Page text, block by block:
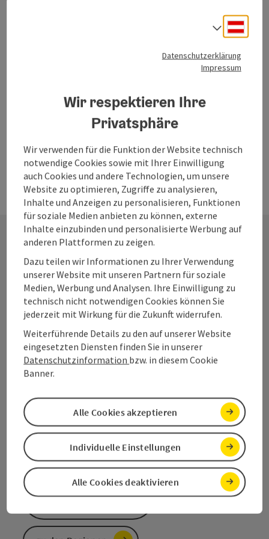
Seite zurück 1 2
Kontakt
Salzkammergut Tourismus
Salinenplatz 1
4820 Bad Ischl
info@salzkammergut.at
Datenschutzerklärung
Impressum
Wir respektieren Ihre
Privatsphäre
Wir verwenden für die Funktion der Website technisch
notwendige Cookies sowie mit Ihrer Einwilligung
auch Cookies und andere Technologien, um unsere
Website zu optimieren, Zugriffe zu analysieren,
Inhalte und Anzeigen zu personalisieren, Funktionen
für soziale Medien anbieten zu können, externe
Inhalte einzubinden und personalisierte Werbung auf
anderen Plattformen zu zeigen.
Dazu teilen wir Informationen zu Ihrer Verwendung
unserer Website mit unseren Partnern für soziale
Medien, Werbung und Analysen. Ihre Einwilligung zu
technisch nicht notwendigen Cookies können Sie
jederzeit mit Wirkung für die Zukunft widerrufen.
Weiterführende Details zu den auf unserer Website
eingesetzten Diensten finden Sie in unserer
Datenschutzinformation bzw. in diesem Cookie
Banner.
Alle Cookies deaktivieren
Individuelle Einstellungen
Alle Cookies akzeptieren